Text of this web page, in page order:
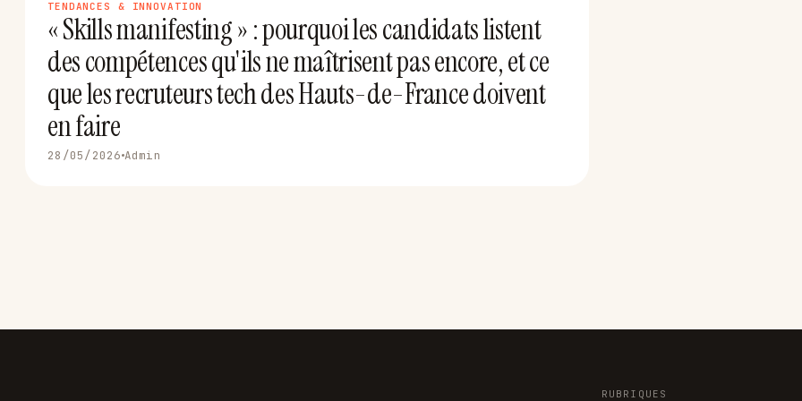
TENDANCES & INNOVATION
« Skills manifesting » : pourquoi les candidats listent
des compétences qu'ils ne maîtrisent pas encore, et ce
que les recruteurs tech des Hauts-de-France doivent
en faire
28/05/2026 Admin
RUBRIQUES